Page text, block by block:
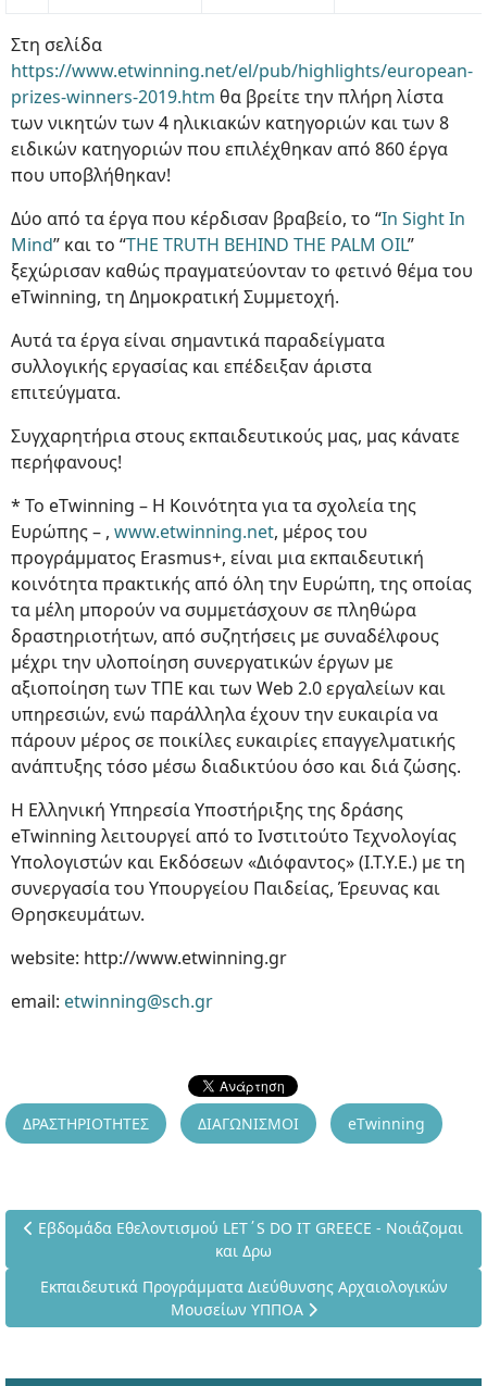
Στη σελίδα
https://www.etwinning.net/el/pub/highlights/european-
prizes-winners-2019.htm θα βρείτε την πλήρη λίστα
των νικητών των 4 ηλικιακών κατηγοριών και των 8
ειδικών κατηγοριών που επιλέχθηκαν από 860 έργα
που υποβλήθηκαν!
Δύο από τα έργα που κέρδισαν βραβείο, το “In Sight In
Mind” και το “THE TRUTH BEHIND THE PALM OIL”
ξεχώρισαν καθώς πραγματεύονταν το φετινό θέμα του
eTwinning, τη Δημοκρατική Συμμετοχή.
Αυτά τα έργα είναι σημαντικά παραδείγματα
συλλογικής εργασίας και επέδειξαν άριστα
επιτεύγματα.
Συγχαρητήρια στους εκπαιδευτικούς μας, μας κάνατε
περήφανους!
* Το eTwinning – Η Κοινότητα για τα σχολεία της
Ευρώπης – , www.etwinning.net, μέρος του
προγράμματος Erasmus+, είναι μια εκπαιδευτική
κοινότητα πρακτικής από όλη την Ευρώπη, της οποίας
τα μέλη μπορούν να συμμετάσχουν σε πληθώρα
δραστηριοτήτων, από συζητήσεις με συναδέλφους
μέχρι την υλοποίηση συνεργατικών έργων με
αξιοποίηση των ΤΠΕ και των Web 2.0 εργαλείων και
υπηρεσιών, ενώ παράλληλα έχουν την ευκαιρία να
πάρουν μέρος σε ποικίλες ευκαιρίες επαγγελματικής
ανάπτυξης τόσο μέσω διαδικτύου όσο και διά ζώσης.
Η Ελληνική Υπηρεσία Υποστήριξης της δράσης
eTwinning λειτουργεί από το Ινστιτούτο Τεχνολογίας
Υπολογιστών και Εκδόσεων «Διόφαντος» (Ι.Τ.Υ.Ε.) με τη
συνεργασία του Υπουργείου Παιδείας, Έρευνας και
Θρησκευμάτων.
website: http://www.etwinning.gr
email: etwinning@sch.gr
ΔΡΑΣΤΗΡΙΟΤΗΤΕΣ ΔΙΑΓΩΝΙΣΜΟΙ eTwinning
Προηγούμενο άρθρο: Εβδομάδα Εθελοντισμού LET΄S DO IT
Εβδομάδα Εθελοντισμού LET΄S DO IT GREECE - Νοιάζομαι
και Δρω
Επόμενο άρθρο: Εκπαιδευτικά Προγράμματα Διεύθυνσης
Εκπαιδευτικά Προγράμματα Διεύθυνσης Αρχαιολογικών
Μουσείων ΥΠΠΟΑ